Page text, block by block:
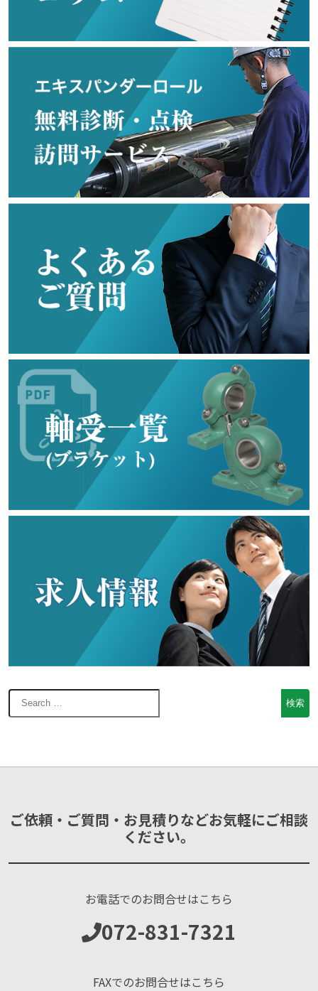
ご依頼・ご質問・お見積りなどお気軽にご相談
ください。
お電話でのお問合せはこちら
072-831-7321
FAXでのお問合せはこちら